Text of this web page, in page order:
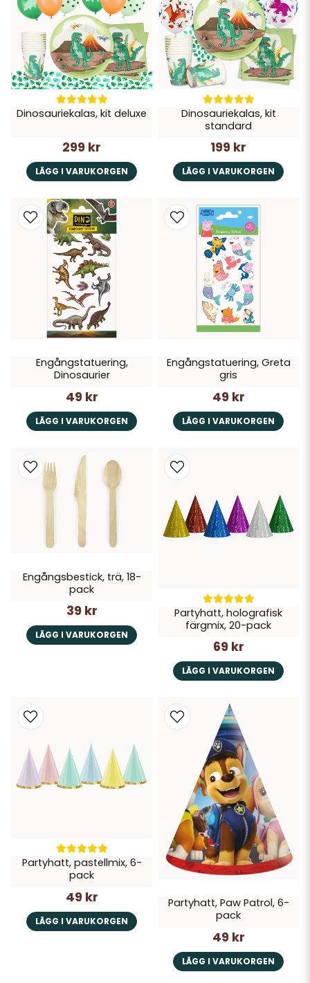
Dinosauriekalas, kit deluxe
299 kr
LÄGG I VARUKORGEN
Dinosauriekalas, kit
standard
199 kr
LÄGG I VARUKORGEN
Engångstatuering,
Dinosaurier
49 kr
LÄGG I VARUKORGEN
Engångstatuering, Greta
gris
49 kr
LÄGG I VARUKORGEN
Engångsbestick, trä, 18-
pack
39 kr
LÄGG I VARUKORGEN
Partyhatt, holografisk
färgmix, 20-pack
69 kr
LÄGG I VARUKORGEN
Partyhatt, pastellmix, 6-
pack
49 kr
LÄGG I VARUKORGEN
Partyhatt, Paw Patrol, 6-
pack
49 kr
LÄGG I VARUKORGEN